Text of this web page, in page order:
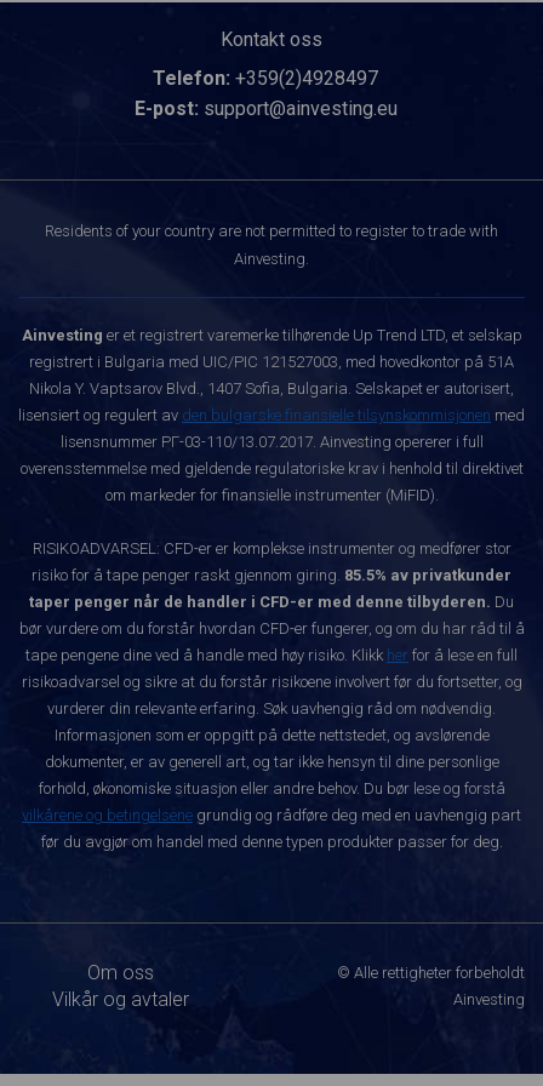
Kontakt oss
Telefon: +359(2)4928497
E-post: support@ainvesting.eu
Residents of your country are not permitted to register to trade with
Ainvesting.
Ainvesting er et registrert varemerke tilhørende Up Trend LTD, et selskap
registrert i Bulgaria med UIC/PIC 121527003, med hovedkontor på 51A
Nikola Y. Vaptsarov Blvd., 1407 Sofia, Bulgaria. Selskapet er autorisert,
lisensiert og regulert av den bulgarske finansielle tilsynskommisjonen med
lisensnummer РГ-03-110/13.07.2017. Ainvesting opererer i full
overensstemmelse med gjeldende regulatoriske krav i henhold til direktivet
om markeder for finansielle instrumenter (MiFID).
RISIKOADVARSEL: CFD-er er komplekse instrumenter og medfører stor
risiko for å tape penger raskt gjennom giring. 85.5% av privatkunder
taper penger når de handler i CFD-er med denne tilbyderen. Du
bør vurdere om du forstår hvordan CFD-er fungerer, og om du har råd til å
tape pengene dine ved å handle med høy risiko. Klikk her for å lese en full
risikoadvarsel og sikre at du forstår risikoene involvert før du fortsetter, og
vurderer din relevante erfaring. Søk uavhengig råd om nødvendig.
Informasjonen som er oppgitt på dette nettstedet, og avslørende
dokumenter, er av generell art, og tar ikke hensyn til dine personlige
forhold, økonomiske situasjon eller andre behov. Du bør lese og forstå
vilkårene og betingelsene grundig og rådføre deg med en uavhengig part
før du avgjør om handel med denne typen produkter passer for deg.
Om oss
Vilkår og avtaler
© Alle rettigheter forbeholdt
Ainvesting